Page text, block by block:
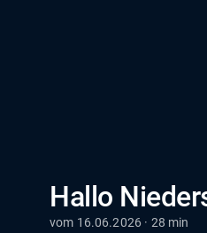
Hallo
vom 16.06.2026 · 28 min